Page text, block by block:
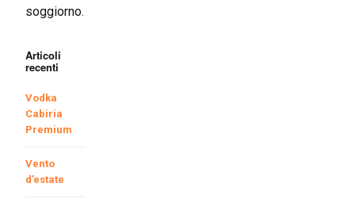
soggiorno.
Articoli
recenti
Vodka
Cabiria
Premium
Vento
d’estate